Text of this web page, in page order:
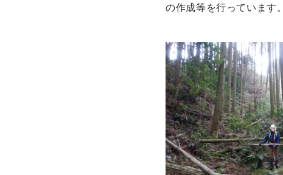
の作成等を行っています。